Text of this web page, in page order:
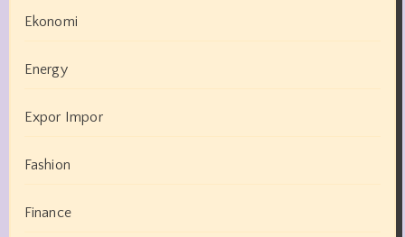
Ekonomi
Energy
Expor Impor
Fashion
Finance